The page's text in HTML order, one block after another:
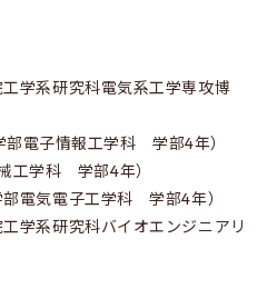
の提出が必要な書類（入試
題内容、成績集計表）
学系研究科電気系工学専攻博
電子情報工学科 学部4年）
工学科 学部4年）
電気電子工学科 学部4年）
学系研究科バイオエンジニアリ